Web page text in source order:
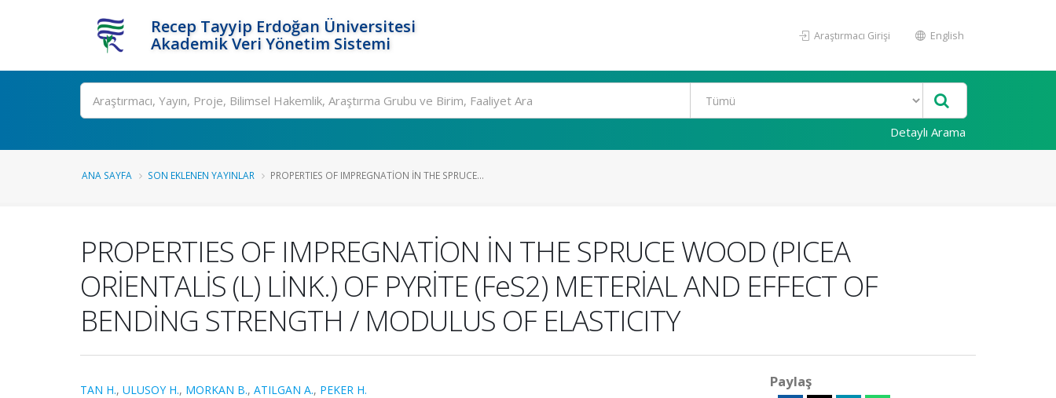
Recep Tayyip Erdoğan Üniversitesi
Akademik Veri Yönetim Sistemi
Araştırmacı Girişi English
Ara
Detaylı Arama
ANA SAYFA SON EKLENEN YAYINLAR PROPERTIES OF IMPREGNATİON İN THE SPRUCE...
PROPERTIES OF IMPREGNATİON İN THE SPRUCE WOOD (PICEA
ORİENTALİS (L) LİNK.) OF PYRİTE (FeS2) METERİAL AND EFFECT OF
BENDİNG STRENGTH / MODULUS OF ELASTICITY
TAN H., ULUSOY H., MORKAN B., ATILGAN A., PEKER H.
Paylaş